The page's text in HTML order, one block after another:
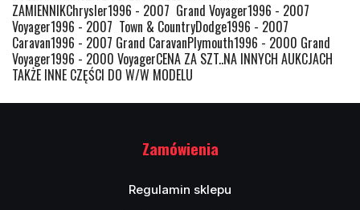
ZAMIENNIKChrysler1996 - 2007 Grand Voyager1996 - 2007
Voyager1996 - 2007 Town & CountryDodge1996 - 2007
Caravan1996 - 2007 Grand CaravanPlymouth1996 - 2000 Grand
Voyager1996 - 2000 VoyagerCENA ZA SZT..NA INNYCH AUKCJACH
TAKŻE INNE CZĘŚCI DO W/W MODELU
Zamówienia
Regulamin sklepu